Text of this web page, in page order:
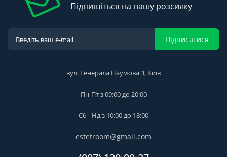
Підпишіться на нашу розсилку
Підписатися
вул. Генерала Наумова 3, Київ
Пн-Пт з 09:00 до 20:00
Сб - Нд з 10:00 до 18:00
estetroom@gmail.com